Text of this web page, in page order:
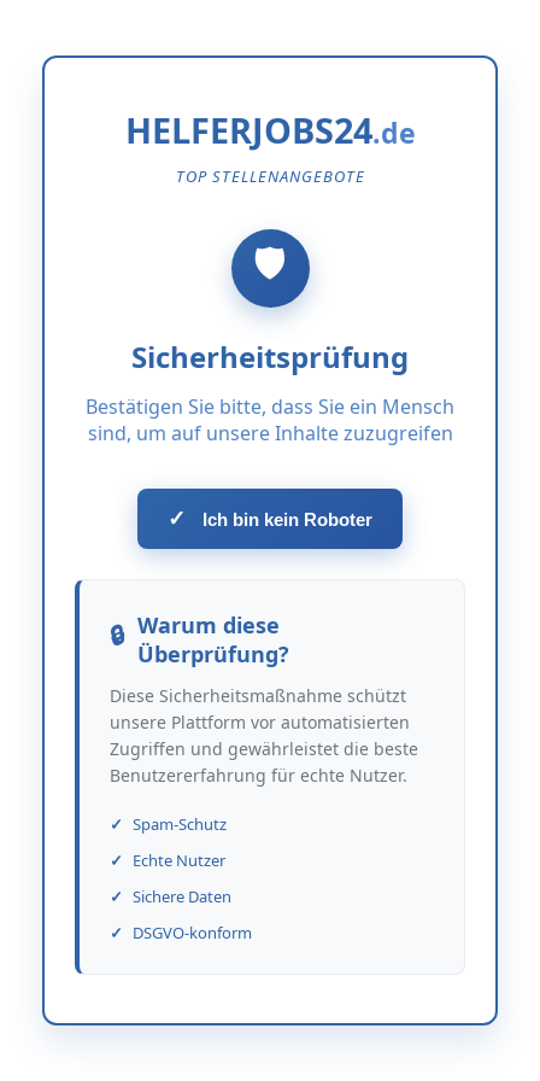
HELFERJOBS24
TOP STELLENANGEBOTE
Sicherheitsprüfung
Bestätigen Sie bitte, dass Sie ein Mensch
sind, um auf unsere Inhalte zuzugreifen
✓ Ich bin kein Roboter
Warum diese
Überprüfung?
Diese Sicherheitsmaßnahme schützt
unsere Plattform vor automatisierten
Zugriffen und gewährleistet die beste
Benutzererfahrung für echte Nutzer.
Spam-Schutz
Echte Nutzer
Sichere Daten
DSGVO-konform